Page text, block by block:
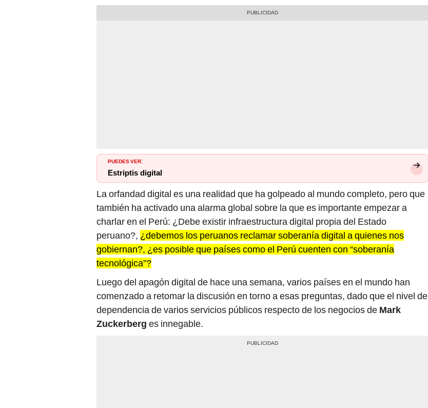
PUEDES VER:
Estriptis digital
La orfandad digital es una realidad que ha golpeado al mundo completo, pero que
también ha activado una alarma global sobre la que es importante empezar a
charlar en el Perú: ¿Debe existir infraestructura digital propia del Estado
peruano?, ¿debemos los peruanos reclamar soberanía digital a quienes nos
gobiernan?, ¿es posible que países como el Perú cuenten con “soberanía
tecnológica”?
Luego del apagón digital de hace una semana, varios países en el mundo han
comenzado a retomar la discusión en torno a esas preguntas, dado que el nivel de
dependencia de varios servicios públicos respecto de los negocios de Mark
Zuckerberg es innegable.